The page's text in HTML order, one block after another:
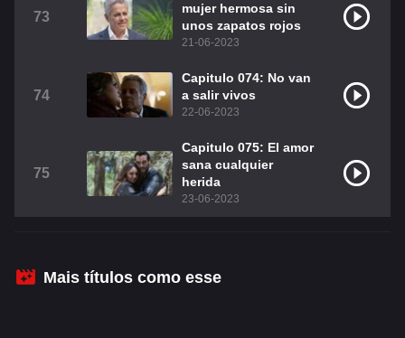
73
mujer hermosa sin
unos zapatos rojos
21-06-2023
74
Capitulo 074: No van
a salir vivos
22-06-2023
75
Capitulo 075: El amor
sana cualquier
herida
23-06-2023
Mais títulos como esse